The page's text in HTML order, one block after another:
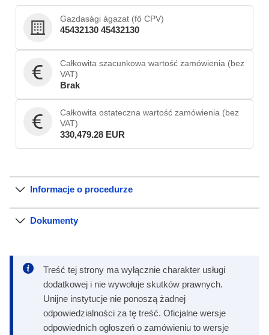
Gazdasági ágazat (fő CPV)
45432130 45432130
Całkowita szacunkowa wartość zamówienia (bez
VAT)
Brak
Całkowita ostateczna wartość zamówienia (bez
VAT)
330,479.28 EUR
Informacje o procedurze
Dokumenty
Treść tej strony ma wyłącznie charakter usługi
dodatkowej i nie wywołuje skutków prawnych.
Unijne instytucje nie ponoszą żadnej
odpowiedzialności za tę treść. Oficjalne wersje
odpowiednich ogłoszeń o zamówieniu to wersje